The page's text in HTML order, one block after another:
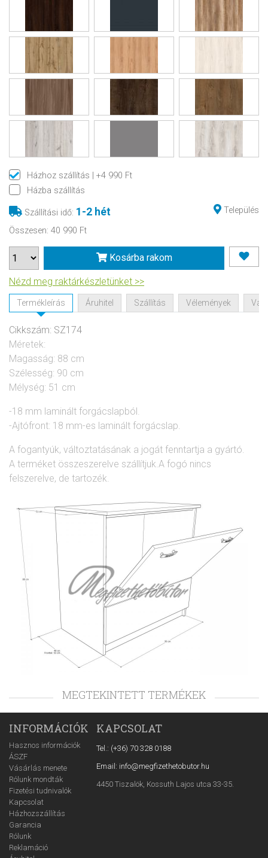
Házhoz szállítás
| +4 990 Ft
Házba szállítás
Szállítási idő: 1-2 hét
Település
Összesen: 40 990 Ft
Kosárba rakom
Nézd meg raktárkészletünket >>
Termékleírás Áruhitel Szállítás Vélemények
Cikkszám: SZ174
Méretek:
Magasság: 88 cm
Szélesség: 90 cm
Mélység: 51 cm
-18 mm laminált forgácslapból.
-Ajtófront: 18 mm-es laminált forgácslap.
A fogantyúk, változtatásának a jogát fenntartja a gyártó.
A terméket összeszerelve szállítjuk.A fogó nincs
felszerelve, de tartozék.
MEGTEKINTETT TERMÉKEK
INFORMÁCIÓK
Hasznos információk
ÁSZF
Vásárlás menete
Rólunk mondták
Fizetési tudnivalók
Kapcsolat
Házhozszállítás
Garancia
Rólunk
Reklamáció
KAPCSOLAT
Tel.: (+36) 70 328 0188
Email: info@megfizethetobutor.hu
4450 Tiszalök, Kossuth Lajos utca 33-35.